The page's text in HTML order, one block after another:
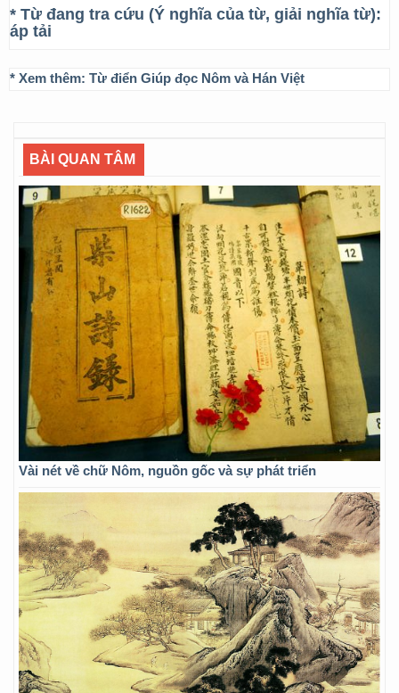
* Từ đang tra cứu (Ý nghĩa của từ, giải nghĩa từ):
áp tải
* Xem thêm: Từ điển Giúp đọc Nôm và Hán Việt
BÀI QUAN TÂM
Vài nét về chữ Nôm, nguồn gốc và sự phát triển